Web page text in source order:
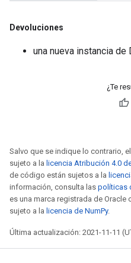
Devoluciones
una nueva instancia
¿Te
Salvo que se indique lo contrario,
sujeto a la licencia Atribución 4.0
de código están sujetos a la
información, consulta las políticas
es una marca registrada de
sujeto a la licencia de NumPy.
Última actualización: 2021-11-11